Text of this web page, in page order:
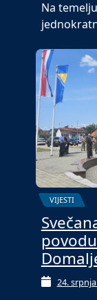
Na
VIJESTI
24.